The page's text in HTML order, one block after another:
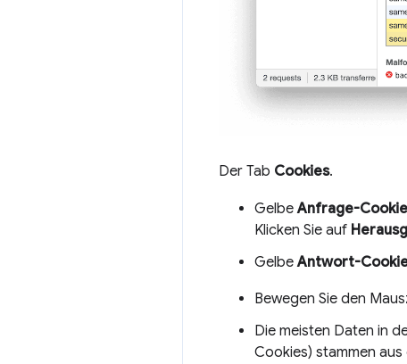
Der Tab Cookies.
GelbeAnfrage-
Klicken Sie auf
GelbeAntwort-
Bewegen Sie den
Die meisten Daten in
Cookies) stammen